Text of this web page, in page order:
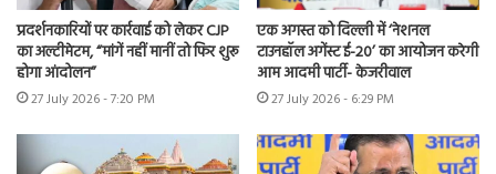
प्रदर्शनकारियों पर कार्रवाई को लेकर CJP
का अल्टीमेटम, “मांगें नहीं मानीं तो फिर शुरू
होगा आंदोलन”
27 July 2026 - 7:20 PM
एक अगस्त को दिल्ली में ‘नेशनल
टाउनहॉल अगेंस्ट ई-20’ का आयोजन करेगी
आम आदमी पार्टी- केजरीवाल
27 July 2026 - 6:29 PM